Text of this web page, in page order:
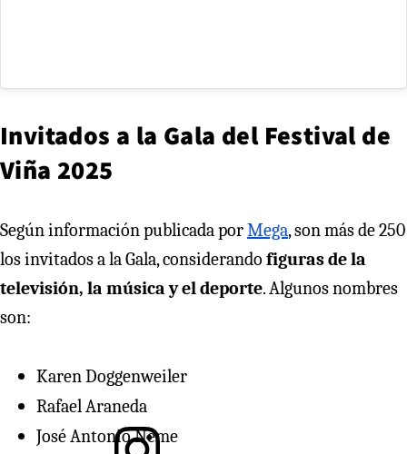
Invitados a la Gala del Festival de
Viña 2025
Según información publicada porMega, son más de 250
los invitados a la Gala, considerando figuras de la
televisión, la música y el deporte. Algunos nombres
son:
Karen Doggenweiler
Rafael Araneda
José Antonio Neme